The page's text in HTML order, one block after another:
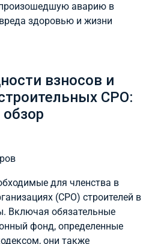
произошедшую аварию в
здоровью и жизни
взносов и
СРО:
обзор
для членства в
(СРО) строителей в
Включая обязательные
фонд, определенные
они также